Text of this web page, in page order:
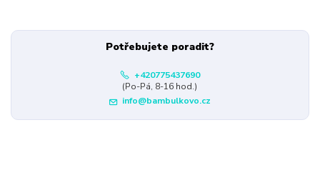
Potřebujete poradit?
+420775437690
(Po-Pá, 8-16 hod.)
info@bambulkovo.cz